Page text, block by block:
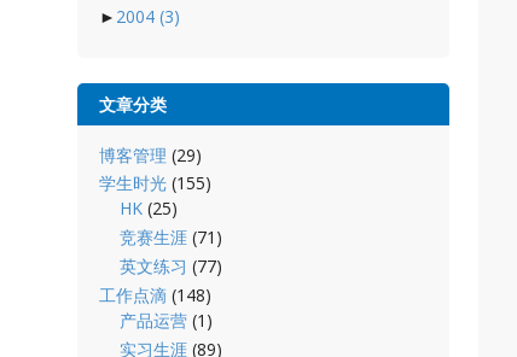
► 2004 (3)
文章分类
博客管理 (29)
学生时光(155)
HK (25)
竞赛生涯 (71)
英文练习 (77)
工作点滴(148)
产品运营 (1)
实习生涯 (89)